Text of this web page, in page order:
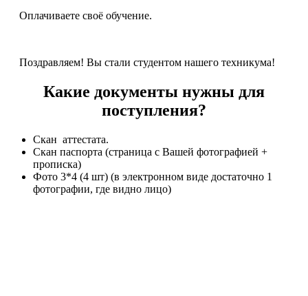
Оплачиваете своё обучение.
Поздравляем! Вы стали студентом нашего техникума!
Какие документы нужны для
поступления?
Скан аттестата.
Скан паспорта (страница с Вашей фотографией +
прописка)
Фото 3*4 (4 шт) (в электронном виде достаточно 1
фотографии, где видно лицо)